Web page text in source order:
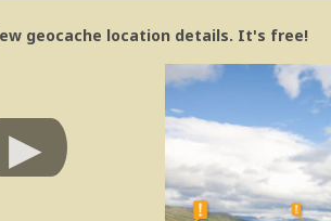
geocache location details. It's free!